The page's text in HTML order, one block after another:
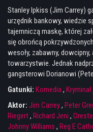
Stanley Ipkiss (Jim Carrey)
urzędnik bankowy, wiedzie
tajemniczą maskę, której
się obrońcą
wesoły, zabawny,
towarzystwie. Jednak
gangsterowi Dorianowi
Gatunki: Komedia, Kryminał
Aktor: Jim Carrey, Peter
Riegert, Richard Jeni ,
Johnny Williams , Reg E